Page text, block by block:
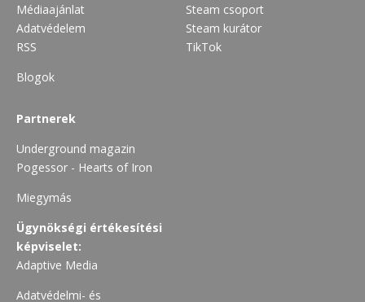
Médiaajánlat
Adatvédelem
RSS
Blogok
Steam csoport
Steam kurátor
TikTok
Partnerek
Underground magazin
Pogessor - Hearts of Iron
Miegymás
Ügynökségi értékesítési
képviselet:
Adaptive Media
Adatvédelmi- és